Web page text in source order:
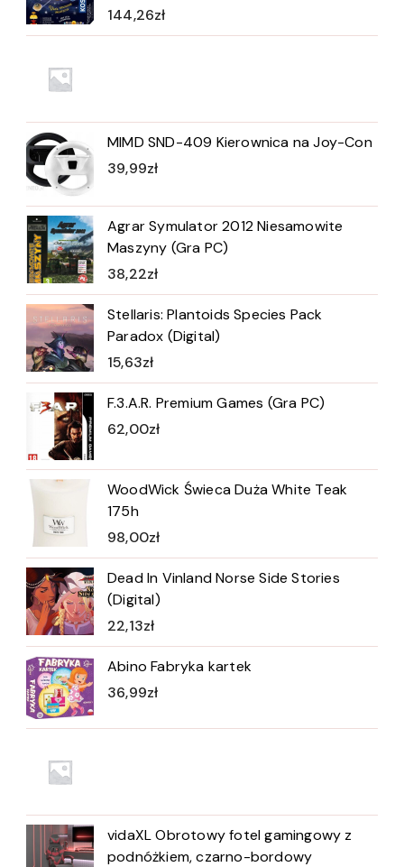
144,26zł
MIMD SND-409 Kierownica na Joy-Con
39,99zł
Agrar Symulator 2012 Niesamowite
Maszyny (Gra PC)
38,22zł
Stellaris: Plantoids Species Pack
Paradox (Digital)
15,63zł
F.3.A.R. Premium Games (Gra PC)
62,00zł
WoodWick Świeca Duża White Teak
175h
98,00zł
Dead In Vinland Norse Side Stories
(Digital)
22,13zł
Abino Fabryka kartek
36,99zł
vidaXL Obrotowy fotel gamingowy z
podnóżkiem, czarno-bordowy